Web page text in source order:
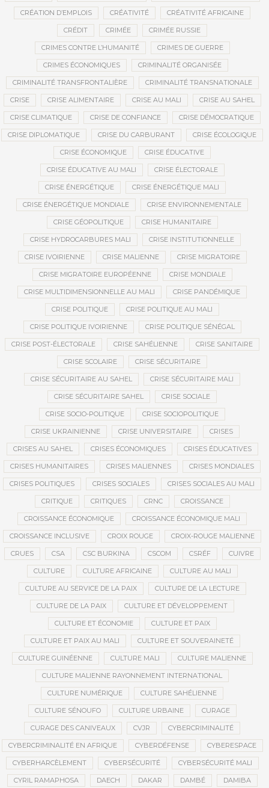
CRÉATION D’EMPLOIS CRÉATIVITÉ CRÉATIVITÉ AFRICAINE
CRÉDIT CRIMÉE CRIMÉE RUSSIE
CRIMES CONTRE L’HUMANITÉ CRIMES DE GUERRE
CRIMES ÉCONOMIQUES CRIMINALITÉ ORGANISÉE
CRIMINALITÉ TRANSFRONTALIÈRE CRIMINALITÉ TRANSNATIONALE
CRISE CRISE ALIMENTAIRE CRISE AU MALI CRISE AU SAHEL
CRISE CLIMATIQUE CRISE DE CONFIANCE CRISE DÉMOCRATIQUE
CRISE DIPLOMATIQUE CRISE DU CARBURANT CRISE ÉCOLOGIQUE
CRISE ÉCONOMIQUE CRISE ÉDUCATIVE
CRISE ÉDUCATIVE AU MALI CRISE ÉLECTORALE
CRISE ÉNERGÉTIQUE CRISE ÉNERGÉTIQUE MALI
CRISE ÉNERGÉTIQUE MONDIALE CRISE ENVIRONNEMENTALE
CRISE GÉOPOLITIQUE CRISE HUMANITAIRE
CRISE HYDROCARBURES MALI CRISE INSTITUTIONNELLE
CRISE IVOIRIENNE CRISE MALIENNE CRISE MIGRATOIRE
CRISE MIGRATOIRE EUROPÉENNE CRISE MONDIALE
CRISE MULTIDIMENSIONNELLE AU MALI CRISE PANDÉMIQUE
CRISE POLITIQUE CRISE POLITIQUE AU MALI
CRISE POLITIQUE IVOIRIENNE CRISE POLITIQUE SÉNÉGAL
CRISE POST-ÉLECTORALE CRISE SAHÉLIENNE CRISE SANITAIRE
CRISE SCOLAIRE CRISE SÉCURITAIRE
CRISE SÉCURITAIRE AU SAHEL CRISE SÉCURITAIRE MALI
CRISE SÉCURITAIRE SAHEL CRISE SOCIALE
CRISE SOCIO-POLITIQUE CRISE SOCIOPOLITIQUE
CRISE UKRAINIENNE CRISE UNIVERSITAIRE CRISES
CRISES AU SAHEL CRISES ÉCONOMIQUES CRISES ÉDUCATIVES
CRISES HUMANITAIRES CRISES MALIENNES CRISES MONDIALES
CRISES POLITIQUES CRISES SOCIALES CRISES SOCIALES AU MALI
CRITIQUE CRITIQUES CRNC CROISSANCE
CROISSANCE ÉCONOMIQUE CROISSANCE ÉCONOMIQUE MALI
CROISSANCE INCLUSIVE CROIX ROUGE CROIX-ROUGE MALIENNE
CRUES CSA CSC BURKINA CSCOM CSRÉF CUIVRE
CULTURE CULTURE AFRICAINE CULTURE AU MALI
CULTURE AU SERVICE DE LA PAIX CULTURE DE LA LECTURE
CULTURE DE LA PAIX CULTURE ET DÉVELOPPEMENT
CULTURE ET ÉCONOMIE CULTURE ET PAIX
CULTURE ET PAIX AU MALI CULTURE ET SOUVERAINETÉ
CULTURE GUINÉENNE CULTURE MALI CULTURE MALIENNE
CULTURE MALIENNE RAYONNEMENT INTERNATIONAL
CULTURE NUMÉRIQUE CULTURE SAHÉLIENNE
CULTURE SÉNOUFO CULTURE URBAINE CURAGE
CURAGE DES CANIVEAUX CVJR CYBERCRIMINALITÉ
CYBERCRIMINALITÉ EN AFRIQUE CYBERDÉFENSE CYBERESPACE
CYBERHARCÈLEMENT CYBERSÉCURITÉ CYBERSÉCURITÉ MALI
CYRIL RAMAPHOSA DAECH DAKAR DAMBÉ DAMIBA